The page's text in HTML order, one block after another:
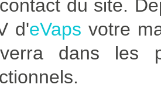
du site.
d'eVaps votre
dans les